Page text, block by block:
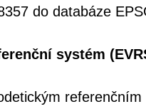
do databáze
systém